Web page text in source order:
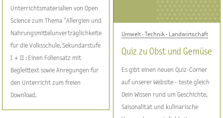
Unterrichtsmaterialien von Open
Science zum Thema "Allergien und
Nahrungsmittelunverträglichkeiten"
für die Volksschule, Sekundarstufe
I + II : Einen Foliensatz mit
Begleittext sowie Anregungen für
den Unterricht zum freien
Download.
Umwelt - Technik - Landwirtschaft
Quiz zu Obst und Gemüse
Es gibt einen neuen Quiz-Corner
auf unserer Website - teste gleich
Dein Wissen rund um Geschichte,
Saisonalität und kulinarische